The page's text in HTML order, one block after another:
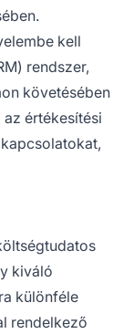
kell
rendszer,
követésében
értékesítési
kiváló
különféle
rendelkező